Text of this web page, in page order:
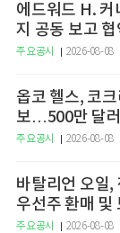
에드워드 H. 커
지 공동 보고 협
주요공시 2026-08-08
옵코 헬스, 코
보…500만 달
주요공시 2026-08-08
바탈리언 오일,
우선주 환매 및
주요공시 2026-08-08